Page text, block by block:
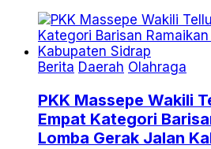
Berita Daerah Olahraga
PKK Massepe Wakili
Empat Kategori
Lomba Gerak Jalan